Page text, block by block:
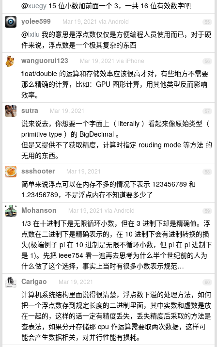
@xuegy 15 位小数加前面一个 3，一共 16 位有效数字吧
55
yolee599 Mar 19, 2021 via Android
@lxilu 我的意思是浮点数仅仅是方便编程人员使用而已，对于硬
件来说，浮点数是一个极其复杂的东西
56
wanguorui123 Mar 19, 2021 via iPhone
float/double 的运算和存储效率应该很高才对，有些地方不需要
那么精确的计算，比如：GPU 图形计算，用其他类型反而影响
效率。
57
sutra Mar 19, 2021
说来说去，你想要一个字面上（ literally ）看起来像原始类型（
primitive type ）的 BigDecimal 。
但是又提供不了获取精度，计算时指定 rouding mode 等方法 的
无用的东西。
58
ssshooter Mar 19, 2021
简单来说浮点可以在内存不多的情况下表示 123456789 和
1.23456789，不是浮点内存不知道要多少了
59
Mohanson Mar 19, 2021 via Android
1/3 在十进制下是无限循环小数，但在 3 进制下却是精确值。浮
点数在二进制下是精确表示的，在 10 进制下会有进制转换的损
失(极端例子 pi 在 10 进制是无限不循环小数，但 pi 在 pi 进制下
是 1)。先把 ieee754 看一遍再去思考为什么半个世纪前的人为
什么做了这个选择，事实上当时有很多小数表示规范…
60
Carlgao Mar 19, 2021
计算机系统结构里面说得很清楚，浮点数下溢的处理方法，如何
把一个浮点数存到规定长度的二进制里面，其中实数和虚数是放
在一起的，这样的话一定有精度丢失，丢失精度后采取的方法是
查表法，如果分开存储那 cpu 作运算需要取两次数据，这样可
能会产生数据相关，对并行性能有损耗。